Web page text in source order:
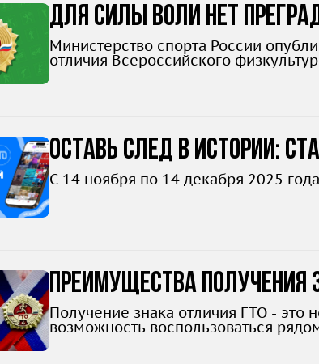
Для силы воли нет
Министерство спорта России
отличия Всероссийского
Оставь след в истории:
С 14 ноября по 14 декабря 2025
Преимущества получения
дополнительные баллы и
Получение знака отличия ГТО - это
возможность воспользоваться